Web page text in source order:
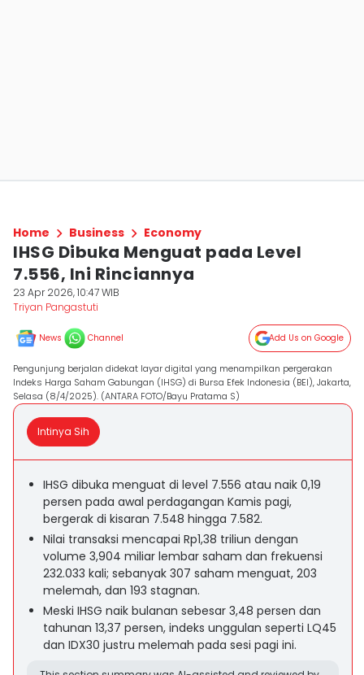
Home Business Economy
IHSG Dibuka Menguat pada Level
7.556, Ini Rinciannya
23 Apr 2026, 10:47 WIB
Triyan Pangastuti
News Channel Add Us on Google
Pengunjung berjalan didekat layar digital yang menampilkan pergerakan
Indeks Harga Saham Gabungan (IHSG) di Bursa Efek Indonesia (BEI), Jakarta,
Selasa (8/4/2025). (ANTARA FOTO/Bayu Pratama S)
Intinya Sih
IHSG dibuka menguat di level 7.556 atau naik 0,19
persen pada awal perdagangan Kamis pagi,
bergerak di kisaran 7.548 hingga 7.582.
Nilai transaksi mencapai Rp1,38 triliun dengan
volume 3,904 miliar lembar saham dan frekuensi
232.033 kali; sebanyak 307 saham menguat, 203
melemah, dan 193 stagnan.
Meski IHSG naik bulanan sebesar 3,48 persen dan
tahunan 13,37 persen, indeks unggulan seperti LQ45
dan IDX30 justru melemah pada sesi pagi ini.